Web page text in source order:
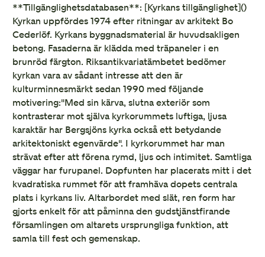
**Tillgänglighetsdatabasen**: [Kyrkans tillgänglighet]()
Kyrkan uppfördes 1974 efter ritningar av arkitekt Bo
Cederlöf. Kyrkans byggnadsmaterial är huvudsakligen
betong. Fasaderna är klädda med träpaneler i en
brunröd färgton. Riksantikvariatämbetet bedömer
kyrkan vara av sådant intresse att den är
kulturminnesmärkt sedan 1990 med följande
motivering:"Med sin kärva, slutna exteriör som
kontrasterar mot själva kyrkorummets luftiga, ljusa
karaktär har Bergsjöns kyrka också ett betydande
arkitektoniskt egenvärde". I kyrkorummet har man
strävat efter att förena rymd, ljus och intimitet. Samtliga
väggar har furupanel. Dopfunten har placerats mitt i det
kvadratiska rummet för att framhäva dopets centrala
plats i kyrkans liv. Altarbordet med slät, ren form har
gjorts enkelt för att påminna den gudstjänstfirande
församlingen om altarets ursprungliga funktion, att
samla till fest och gemenskap.